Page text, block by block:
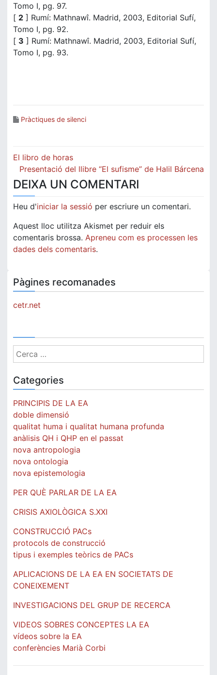
Tomo I, pg. 97.
[ 2 ] Rumí: Mathnawî. Madrid, 2003, Editorial Sufí,
Tomo I, pg. 92.
[ 3 ] Rumí: Mathnawî. Madrid, 2003, Editorial Sufí,
Tomo I, pg. 93.
Pràctiques de silenci
Navegació
d'entrades
El libro de horas
Presentació del llibre “El sufisme” de Halil Bárcena
DEIXA UN COMENTARI
Heu d'iniciar la sessió per escriure un comentari.
Aquest lloc utilitza Akismet per reduir els
comentaris brossa. Apreneu com es processen les
dades dels comentaris.
Pàgines recomanades
cetr.net
Cerca:
Categories
PRINCIPIS DE LA EA
doble dimensió
qualitat huma i qualitat humana profunda
anàlisis QH i QHP en el passat
nova antropologia
nova ontologia
nova epistemologia
PER QUÈ PARLAR DE LA EA
CRISIS AXIOLÒGICA S.XXI
CONSTRUCCIÓ PACs
protocols de construcció
tipus i exemples teòrics de PACs
APLICACIONS DE LA EA EN SOCIETATS DE
CONEIXEMENT
INVESTIGACIONS DEL GRUP DE RECERCA
VIDEOS SOBRES CONCEPTES LA EA
vídeos sobre la EA
conferències Marià Corbi